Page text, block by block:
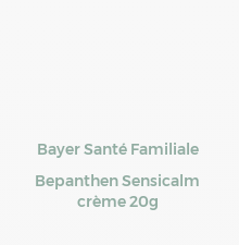
Bayer Santé Familiale
Bepanthen Sensicalm
crème 20g